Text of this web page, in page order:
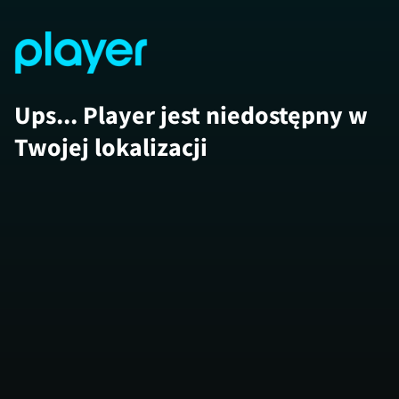
Ups... Player jest niedostępny w
Twojej lokalizacji